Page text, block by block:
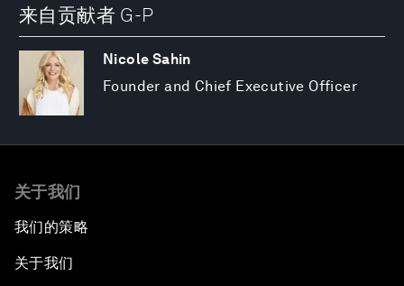
来自贡献者 G-P
Nicole Sahin
Founder and Chief Executive Officer
关于我们
我们的策略
关于我们